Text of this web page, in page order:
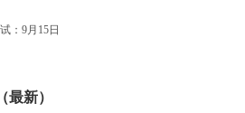
：9月15日
新）